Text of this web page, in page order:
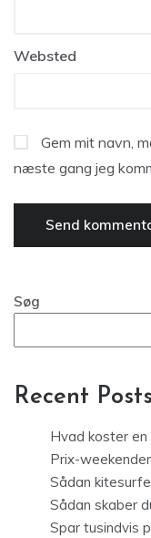
Websted
Gem mit navn,
næste gang jeg
Søg
Recent Posts
Hvad koster en
Prix-weekender
Sådan
Sådan skaber
Spar tusindvis